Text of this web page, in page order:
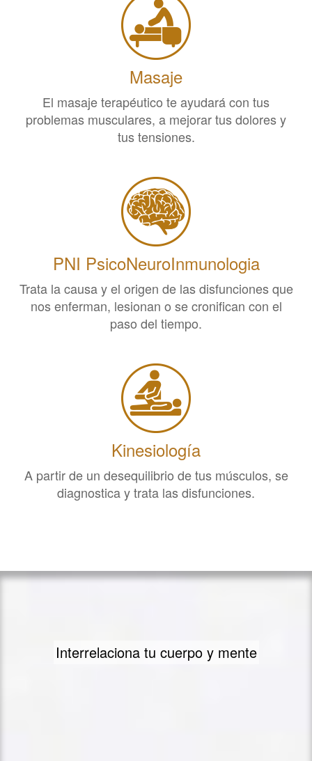
Masaje
El masaje terapéutico te ayudará con tus
problemas musculares, a mejorar tus dolores y
tus tensiones.
PNI PsicoNeuroInmunologia
Trata la causa y el origen de las disfunciones que
nos enferman, lesionan o se cronifican con el
paso del tiempo.
Kinesiología
A partir de un desequilibrio de tus músculos, se
diagnostica y trata las disfunciones.
Tu salud es lo primero